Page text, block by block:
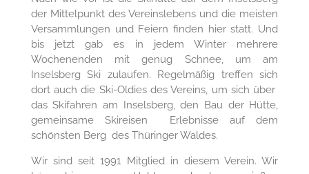
der Mittelpunkt des Vereinslebens und die meisten
Versammlungen und Feiern finden hier statt. Und
bis jetzt gab es in jedem Winter mehrere
Wochenenden mit genug Schnee, um am
Inselsberg Ski zulaufen. Regelmäßig treffen sich
dort auch die Ski-Oldies des Vereins, um sich über
das Skifahren am Inselsberg, den Bau der Hütte,
gemeinsame Skireisen Erlebnisse auf dem
schönsten Berg des Thüringer Waldes.
Wir sind seit 1991 Mitglied in diesem Verein. Wir